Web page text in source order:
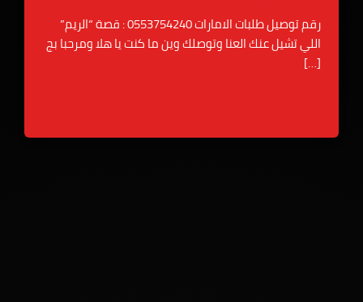
رقم توصيل طلبات الامارات 0553754240 : قصة “الريم”
تشيل عنك العنا وتوصلك وين ما كنت يا هلا ومرحبا بج